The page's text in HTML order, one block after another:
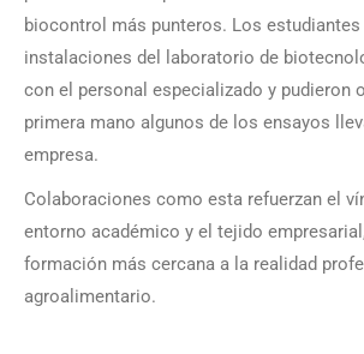
biocontrol más punteros. Los
instalaciones del laboratorio de
con el personal especializado y pudieron
primera mano algunos de los ensayos
empresa.
Colaboraciones como esta refuerzan el
entorno académico y el tejido
formación más cercana a la realidad
agroalimentario.